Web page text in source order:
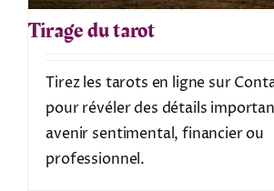
Tirage du tarot
Tirez les tarots en ligne sur
pour révéler des détails
avenir sentimental, financier ou
professionnel.